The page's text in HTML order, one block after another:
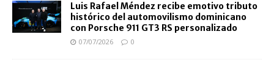
Luis Rafael Méndez recibe emotivo tributo
histórico del automovilismo dominicano
con Porsche 911 GT3 RS personalizado
07/07/2026 0